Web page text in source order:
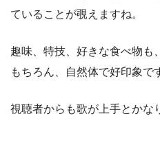
ていることが覗えますね。
趣味、特技、好きな食べ物も
もちろん、自然体で好印象で
視聴者からも歌が上手とかな